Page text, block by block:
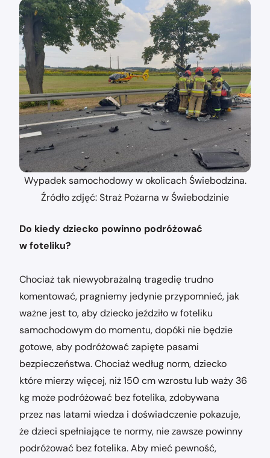
Wypadek samochodowy w okolicach Świebodzina.
Źródło zdjęć: Straż Pożarna w Świebodzinie
Do kiedy dziecko powinno podróżować
w foteliku?
Chociaż tak niewyobrażalną tragedię trudno
komentować, pragniemy jedynie przypomnieć, jak
ważne jest to, aby dziecko jeździło w foteliku
samochodowym do momentu, dopóki nie będzie
gotowe, aby podróżować zapięte pasami
bezpieczeństwa. Chociaż według norm, dziecko
które mierzy więcej, niż 150 cm wzrostu lub waży 36
kg może podróżować bez fotelika, zdobywana
przez nas latami wiedza i doświadczenie pokazuje,
że dzieci spełniające te normy, nie zawsze powinny
podróżować bez fotelika. Aby mieć pewność,